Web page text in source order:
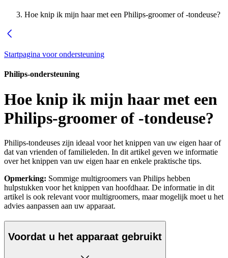
Hoe knip ik mijn haar met een Philips-groomer of -tondeuse?
Startpagina voor ondersteuning
Philips-ondersteuning
Hoe knip ik mijn haar met een
Philips-groomer of -tondeuse?
Philips-tondeuses zijn ideaal voor het knippen van uw eigen haar of
dat van vrienden of familieleden. In dit artikel geven we informatie
over het knippen van uw eigen haar en enkele praktische tips.
Opmerking: Sommige multigroomers van Philips hebben
hulpstukken voor het knippen van hoofdhaar. De informatie in dit
artikel is ook relevant voor multigroomers, maar mogelijk moet u het
advies aanpassen aan uw apparaat.
Voordat u het apparaat gebruikt